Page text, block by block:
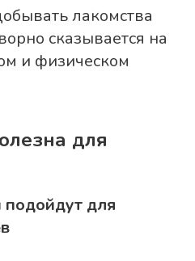
лакомства
сказывается на
и физическом
для
для